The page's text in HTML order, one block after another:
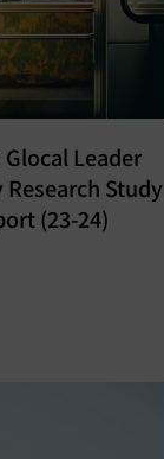
Glocal Leader
Research Study
(23-24)